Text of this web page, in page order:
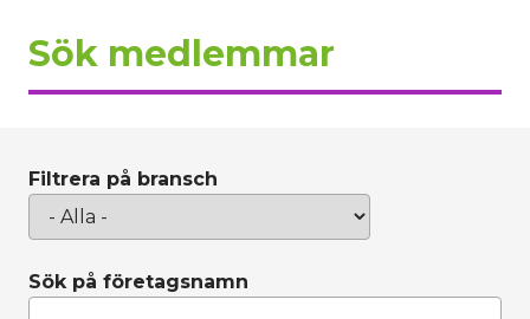
Sök medlemmar
Filtrera på bransch
Sök på företagsnamn